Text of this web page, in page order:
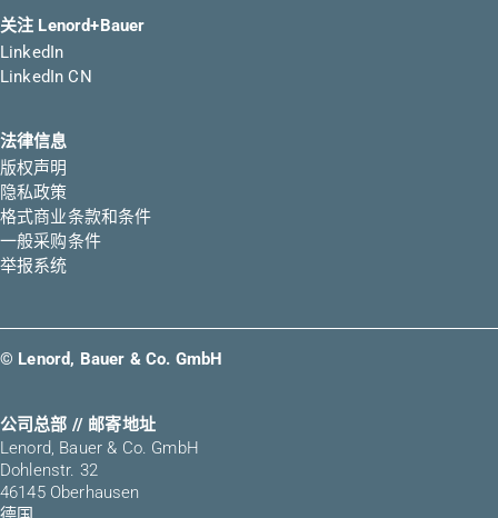
关注 Lenord+Bauer
LinkedIn
LinkedIn CN
法律信息
版权声明
隐私政策
格式商业条款和条件
一般采购条件
举报系统
© Lenord, Bauer & Co. GmbH
公司总部 // 邮寄地址
Lenord, Bauer & Co. GmbH
Dohlenstr. 32
46145 Oberhausen